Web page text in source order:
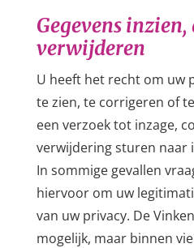
Gegevens
verwijderen
U heeft het recht om uw
te zien, te corrigeren of
een verzoek tot inzage,
verwijdering sturen naar
In sommige gevallen
hiervoor om uw
van uw privacy. De
mogelijk, maar binnen